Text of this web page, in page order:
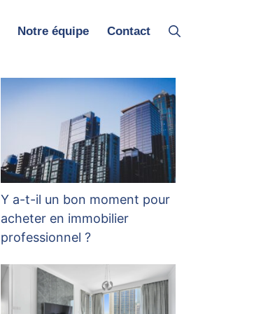
Notre équipe Contact
Y a-t-il un bon moment pour
acheter en immobilier
professionnel ?